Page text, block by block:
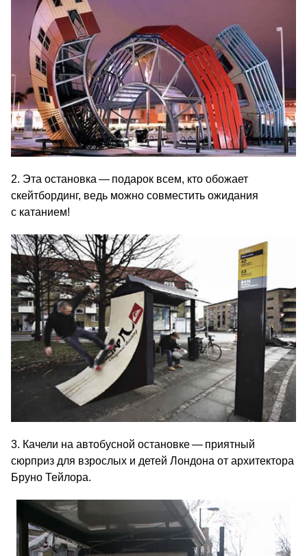
2. Эта остановка — подарок всем, кто обожает
скейтбординг, ведь можно совместить ожидания
с катанием!
3. Качели на автобусной остановке — приятный
сюрприз для взрослых и детей Лондона от архитектора
Бруно Тейлора.